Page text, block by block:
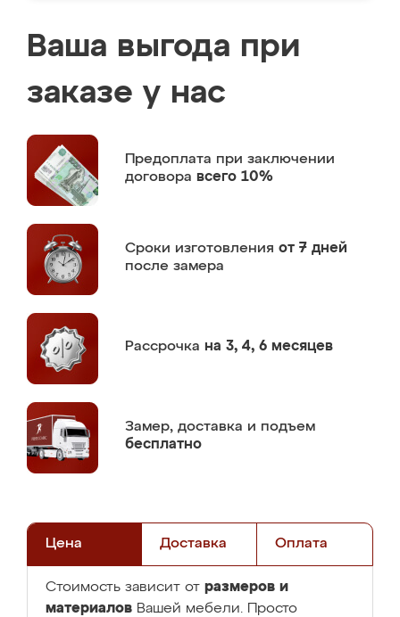
Ваша выгода при
заказе у нас
Предоплата при заключении
договора всего 10%
Сроки изготовления от 7 дней
после замера
Рассрочка на 3, 4, 6 месяцев
Замер, доставка и подъем
бесплатно
Цена Доставка Оплата
Стоимость зависит от размеров и
материалов Вашей мебели. Просто